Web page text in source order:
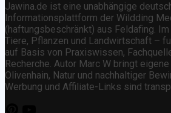
Jawina.de ist eine unabhängige
Informationsplattform der Wildding
(haftungsbeschränkt) aus Feldafing.
Tiere, Pflanzen und Landwirtschaft –
auf Basis von Praxiswissen,
Recherche. Autor Marc W bringt
Olivenhain, Natur und nachhaltiger
Werbung und Affiliate-Links sind